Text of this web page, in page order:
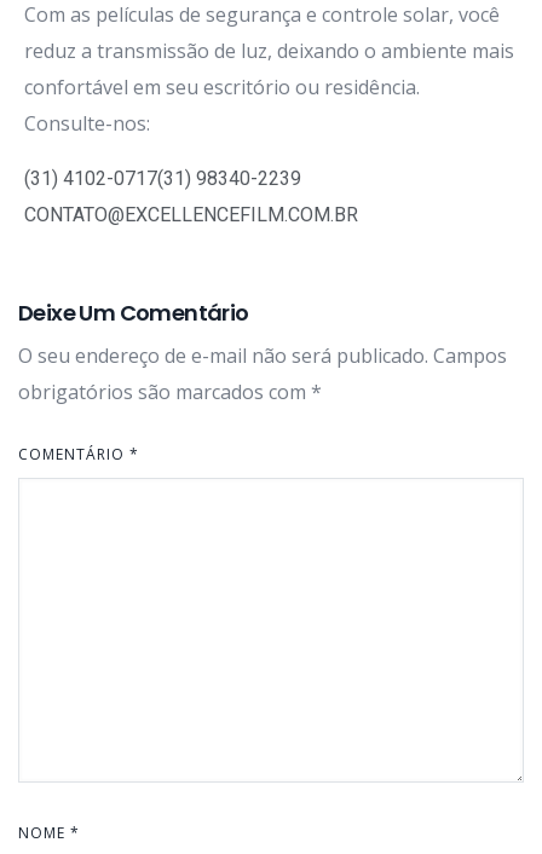
Com as películas de segurança e controle solar, você
reduz a transmissão de luz, deixando o ambiente mais
confortável em seu escritório ou residência.
Consulte-nos:
(31) 4102-0717(31) 98340-2239
CONTATO@EXCELLENCEFILM.COM.BR
Deixe Um Comentário
O seu endereço de e-mail não será publicado. Campos
obrigatórios são marcados com *
COMENTÁRIO *
NOME *